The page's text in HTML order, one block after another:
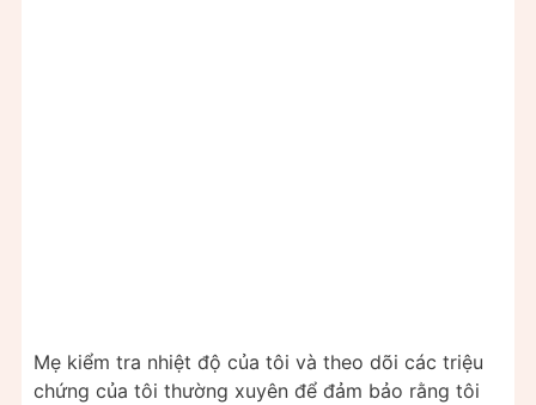
Mẹ kiểm tra nhiệt độ của tôi và theo dõi các triệu
chứng của tôi thường xuyên để đảm bảo rằng tôi